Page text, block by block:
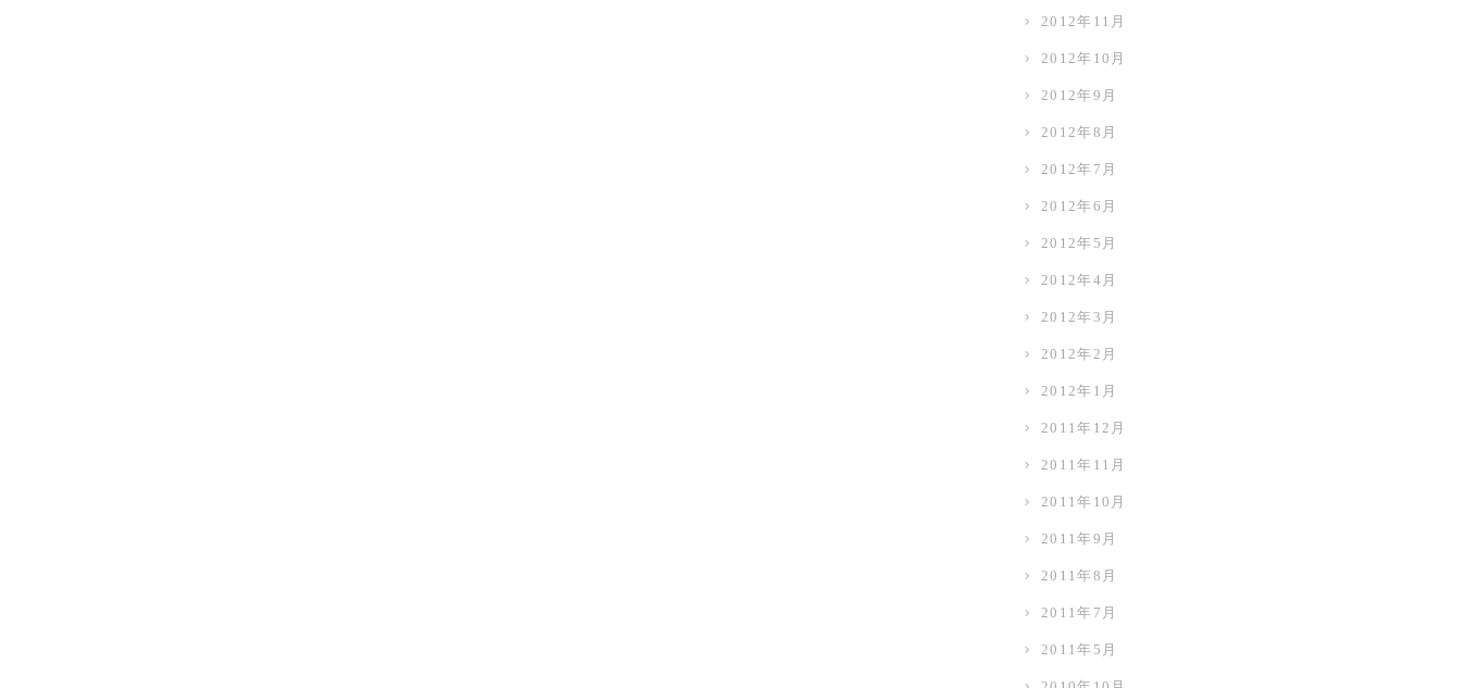
2012年11月
2012年10月
2012年9月
2012年8月
2012年7月
2012年6月
2012年5月
2012年4月
2012年3月
2012年2月
2012年1月
2011年12月
2011年11月
2011年10月
2011年9月
2011年8月
2011年7月
2011年5月